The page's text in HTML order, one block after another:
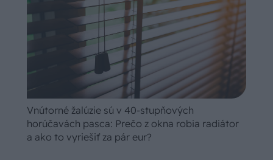
Vnútorné žalúzie sú v 40-stupňových
horúčavách pasca: Prečo z okna robia radiátor
a ako to vyriešiť za pár eur?